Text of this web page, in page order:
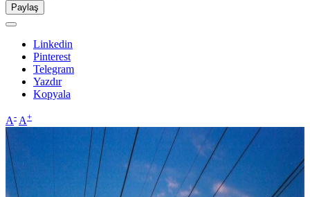
Paylaş
Linkedin
Pinterest
Telegram
Yazdır
Kopyala
A- A+